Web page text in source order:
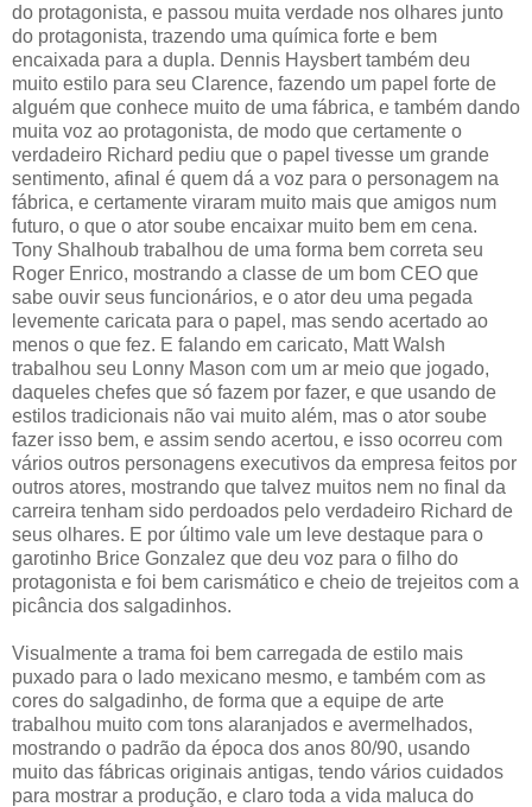
do protagonista, e passou muita verdade nos olhares junto
do protagonista, trazendo uma química forte e bem
encaixada para a dupla. Dennis Haysbert também deu
muito estilo para seu Clarence, fazendo um papel forte de
alguém que conhece muito de uma fábrica, e também dando
muita voz ao protagonista, de modo que certamente o
verdadeiro Richard pediu que o papel tivesse um grande
sentimento, afinal é quem dá a voz para o personagem na
fábrica, e certamente viraram muito mais que amigos num
futuro, o que o ator soube encaixar muito bem em cena.
Tony Shalhoub trabalhou de uma forma bem correta seu
Roger Enrico, mostrando a classe de um bom CEO que
sabe ouvir seus funcionários, e o ator deu uma pegada
levemente caricata para o papel, mas sendo acertado ao
menos o que fez. E falando em caricato, Matt Walsh
trabalhou seu Lonny Mason com um ar meio que jogado,
daqueles chefes que só fazem por fazer, e que usando de
estilos tradicionais não vai muito além, mas o ator soube
fazer isso bem, e assim sendo acertou, e isso ocorreu com
vários outros personagens executivos da empresa feitos por
outros atores, mostrando que talvez muitos nem no final da
carreira tenham sido perdoados pelo verdadeiro Richard de
seus olhares. E por último vale um leve destaque para o
garotinho Brice Gonzalez que deu voz para o filho do
protagonista e foi bem carismático e cheio de trejeitos com a
picância dos salgadinhos.
Visualmente a trama foi bem carregada de estilo mais
puxado para o lado mexicano mesmo, e também com as
cores do salgadinho, de forma que a equipe de arte
trabalhou muito com tons alaranjados e avermelhados,
mostrando o padrão da época dos anos 80/90, usando
muito das fábricas originais antigas, tendo vários cuidados
para mostrar a produção, e claro toda a vida maluca do